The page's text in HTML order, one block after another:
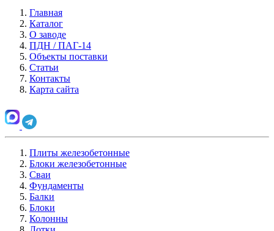
Главная
Каталог
О заводе
ПДН / ПАГ-14
Объекты поставки
Статьи
Контакты
Карта сайта
Плиты железобетонные
Блоки железобетонные
Сваи
Фундаменты
Балки
Блоки
Колонны